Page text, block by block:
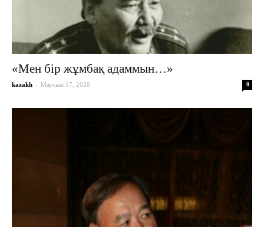
«Мен бір жұмбақ адаммын…»
kazakh - Маусым 17, 2020 0